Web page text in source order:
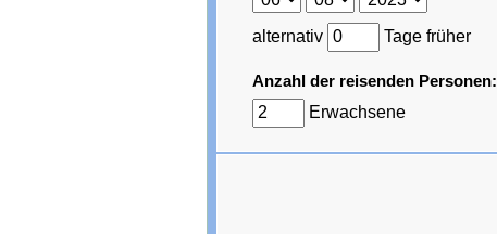
alternativ Tage früher
Anzahl der reisenden Personen:
Erwachsene